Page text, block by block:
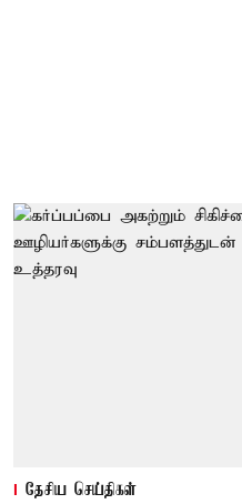
தேசிய செய்திகள்